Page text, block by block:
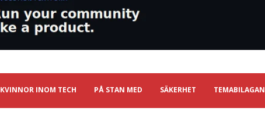
KVINNOR INOM TECH PÅ STAN MED SÄKERHET TEMABILAGAN